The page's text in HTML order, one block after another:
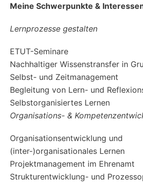
Meine Schwerpunkte &
Lernprozesse gestalten
ETUT-Seminare
Nachhaltiger Wissenstransfer in
Selbst- und Zeitmanagement
Begleitung von Lern- und
Selbstorganisiertes Lernen
Organisations- &
Organisationsentwicklung und
(inter-)organisationales Lernen
Projektmanagement im Ehrenamt
Strukturentwicklung- und